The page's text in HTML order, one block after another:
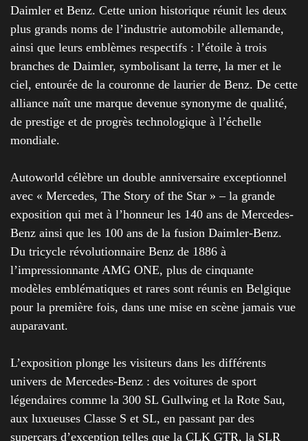
Daimler et Benz. Cette union historique réunit les deux
plus grands noms de l’industrie automobile allemande,
ainsi que leurs emblèmes respectifs : l’étoile à trois
branches de Daimler, symbolisant la terre, la mer et le
ciel, entourée de la couronne de laurier de Benz. De cette
alliance naît une marque devenue synonyme de qualité,
de prestige et de progrès technologique à l’échelle
mondiale.
Autoworld célèbre un double anniversaire exceptionnel
avec « Mercedes, The Story of the Star » – la grande
exposition qui met à l’honneur les 140 ans de Mercedes-
Benz ainsi que les 100 ans de la fusion Daimler-Benz.
Du tricycle révolutionnaire Benz de 1886 à
l’impressionnante AMG ONE, plus de cinquante
modèles emblématiques et rares sont réunis en Belgique
pour la première fois, dans une mise en scène jamais vue
auparavant.
L’exposition plonge les visiteurs dans les différents
univers de Mercedes-Benz : des voitures de sport
légendaires comme la 300 SL Gullwing et la Rote Sau,
aux luxueuses Classe S et SL, en passant par des
supercars d’exception telles que la CLK GTR, la SLR